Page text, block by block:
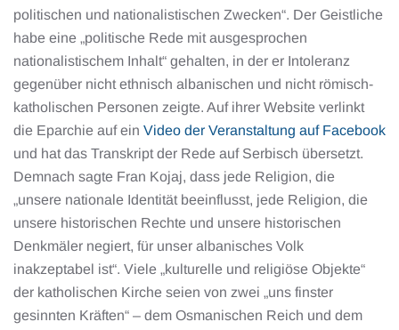
politischen und nationalistischen Zwecken“. Der Geistliche
habe eine „politische Rede mit ausgesprochen
nationalistischem Inhalt“ gehalten, in der er Intoleranz
gegenüber nicht ethnisch albanischen und nicht römisch-
katholischen Personen zeigte. Auf ihrer Website verlinkt
die Eparchie auf ein Video der Veranstaltung auf Facebook
und hat das Transkript der Rede auf Serbisch übersetzt.
Demnach sagte Fran Kojaj, dass jede Religion, die
„unsere nationale Identität beeinflusst, jede Religion, die
unsere historischen Rechte und unsere historischen
Denkmäler negiert, für unser albanisches Volk
inakzeptabel ist“. Viele „kulturelle und religiöse Objekte“
der katholischen Kirche seien von zwei „uns finster
gesinnten Kräften“ – dem Osmanischen Reich und dem